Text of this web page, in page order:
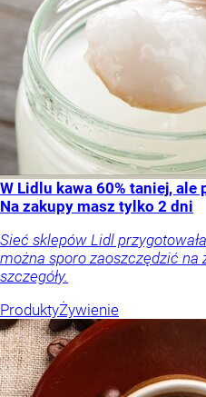
W Lidlu kawa 60% taniej,
Na zakupy masz tylko 2 dni
Sieć sklepów Lidl
można sporo zaoszczędzić na
szczegóły.
ProduktyŻywienie